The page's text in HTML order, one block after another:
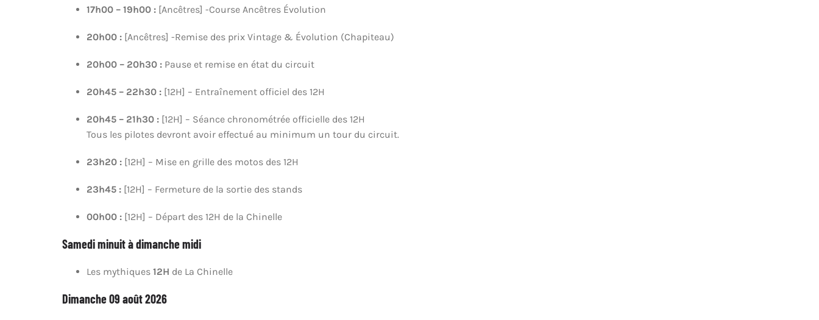
17h00 – 19h00 :[Ancêtres] -Course Ancêtres Évolution
20h00 :[Ancêtres] -Remise des prix Vintage & Évolution (Chapiteau)
20h00 – 20h30 :Pause et remise en état du circuit
20h45 – 22h30 : [12H] – Entraînement officiel des 12H
20h45 – 21h30 : [12H] – Séance chronométrée officielle des 12H
Tous les pilotes devront avoir effectué au minimum un tour du circuit.
23h20 :[12H] – Mise en grille des motos des 12H
23h45 : [12H] – Fermeture de la sortie des stands
00h00: [12H] – Départ des 12H de la Chinelle
Samedi minuit à dimanche midi
Les mythiques 12H de La Chinelle
Dimanche 09 août 2026